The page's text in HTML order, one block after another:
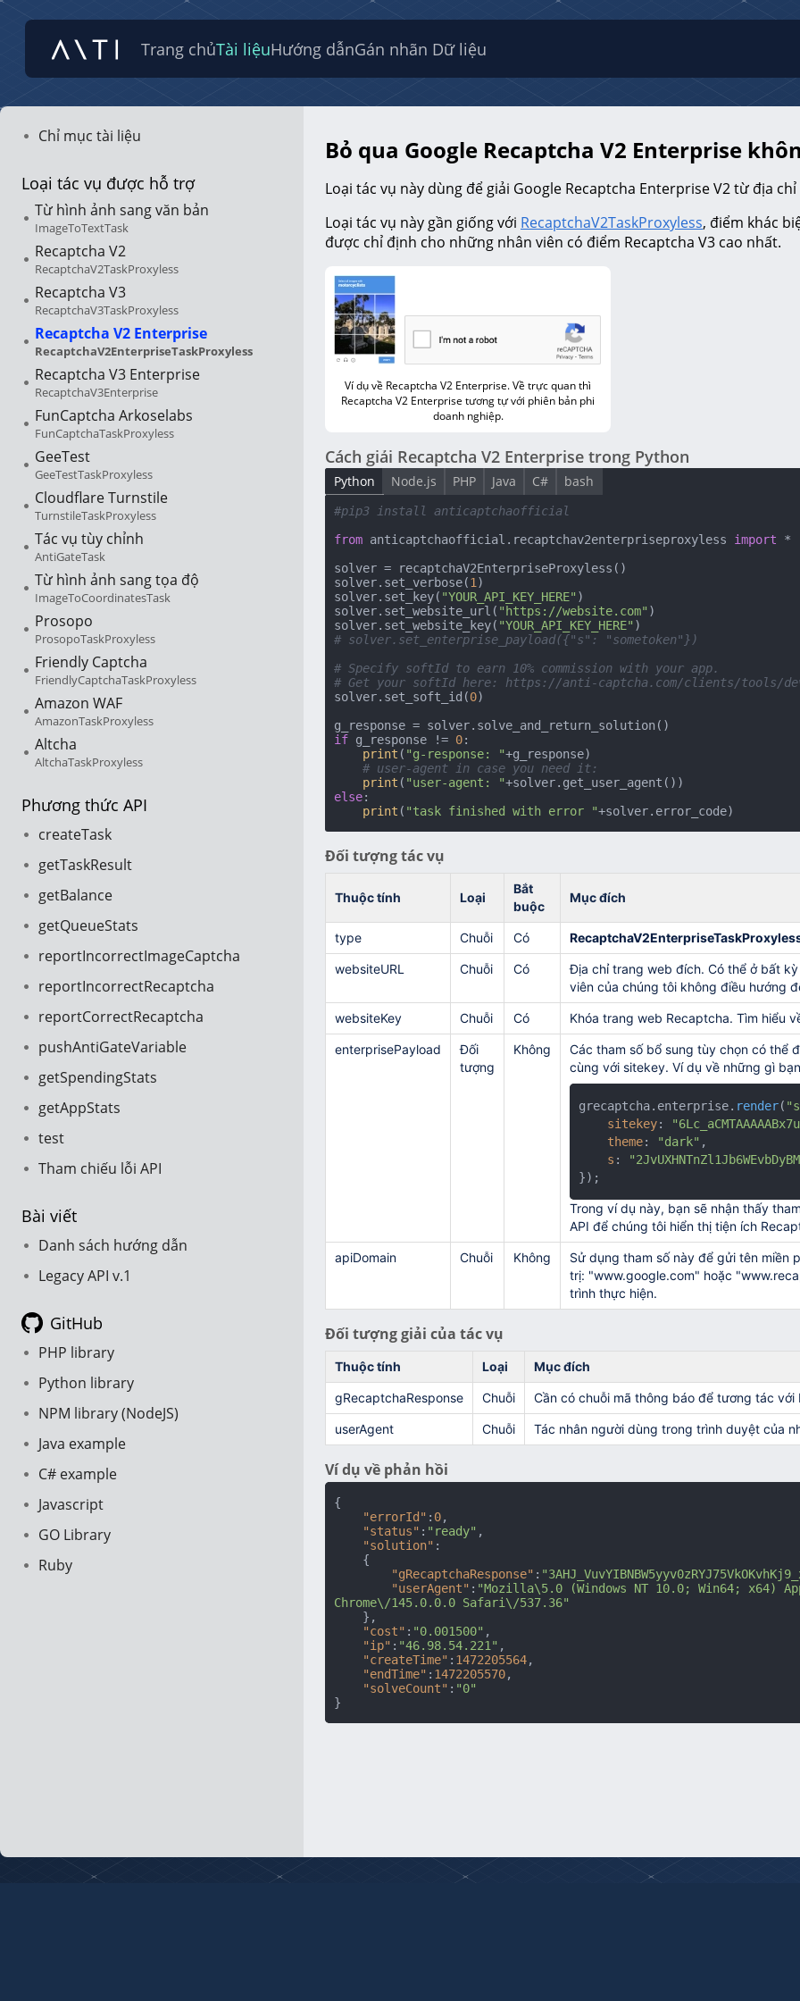
Trang chủTài liệuHướng dẫnGán nhãn Dữ liệu
Chỉ mục tài liệu
Loại tác vụ được hỗ trợ
Từ hình ảnh sang văn bản
ImageToTextTask
Recaptcha V2
RecaptchaV2TaskProxyless
Recaptcha V3
RecaptchaV3TaskProxyless
Recaptcha V2 Enterprise
RecaptchaV2EnterpriseTaskProxyless
Recaptcha V3 Enterprise
RecaptchaV3Enterprise
FunCaptcha Arkoselabs
FunCaptchaTaskProxyless
GeeTest
GeeTestTaskProxyless
Cloudflare Turnstile
TurnstileTaskProxyless
Tác vụ tùy chỉnh
AntiGateTask
Từ hình ảnh sang tọa độ
ImageToCoordinatesTask
Prosopo
ProsopoTaskProxyless
Friendly Captcha
FriendlyCaptchaTaskProxyless
Amazon WAF
AmazonTaskProxyless
Altcha
AltchaTaskProxyless
Phương thức API
createTask
getTaskResult
getBalance
getQueueStats
reportIncorrectImageCaptcha
reportIncorrectRecaptcha
reportCorrectRecaptcha
pushAntiGateVariable
getSpendingStats
getAppStats
test
Tham chiếu lỗi API
Bài viết
Danh sách hướng dẫn
Legacy API v.1
GitHub
PHP library
Python library
NPM library (NodeJS)
Java example
C# example
Javascript
GO Library
Ruby
Bỏ qua Google Recaptcha V2 Enterprise
Loại tác vụ này dùng để giải Google Recaptcha Enterprise V2 từ địa
Loại tác vụ này gần giống với RecaptchaV2TaskProxyless, điểm khác
được chỉ định cho những nhân viên có điểm Recaptcha V3 cao nhất.
Ví dụ về Recaptcha V2 Enterprise. Về trực quan thì
Recaptcha V2 Enterprise tương tự với phiên bản phi
doanh nghiệp.
Python Node.js PHP Java C# bash
Cách giải Recaptcha V2 Enterprise trong Python
#pip3 install anticaptchaofficial
from anticaptchaofficial.recaptchav2enterpriseproxyless import *
solver = recaptchaV2EnterpriseProxyless()
solver.set_verbose(1 )
solver.set_key( "YOUR_API_KEY_HERE" )
solver.set_website_url( "https://website.com" )
solver.set_website_key( "YOUR_API_KEY_HERE"
# solver.set_enterprise_payload({"s": "sometoken"})
# Specify softId to earn 10% commission with your app.
# Get your softId here: https://anti-captcha.com/clients/tools/
solver.set_soft_id(0)
if g_response != 0:
print ( "g-response: "+g_response)
# user-agent in case you need it:
print ( "user-agent: "
else:
print ( "task finished with error "+solver.error_code)
Đối tượng tác vụ
Thuộc tính Loại
Bắt
buộc
Mục đích
type Chuỗi Có
websiteURL Chuỗi Có
Địa chỉ trang web đích. Có thể ở bất
viên của chúng tôi không điều hướng
websiteKey Chuỗi Có Khóa trang web Recaptcha. Tìm hiểu
enterprisePayload
Đối
tượng
Không
Các tham số bổ sung tùy chọn có thể
cùng với sitekey. Ví dụ về những gì
grecaptcha. enterprise. render(
sitekey:
theme: "dark" ,
s :
});
Trong ví dụ này, bạn sẽ nhận thấy
API để chúng tôi hiển thị tiện ích
apiDomain Chuỗi Không
Sử dụng tham số này để gửi tên miền
trị: "www.google.com" hoặc
trình thực hiện.
Đối tượng giải của tác vụ
Thuộc tính Loại Mục đích
gRecaptchaResponse Chuỗi Cần có chuỗi mã thông báo để tương tác
userAgent Chuỗi Tác nhân người dùng trong trình duyệt của
Ví dụ về phản hồi
{
"errorId" : 0,
"status" : "ready" ,
"solution" :
{
"gRecaptchaResponse" :
"userAgent" : "Mozilla\5.0 (Windows NT 10.0; Win64; x64)
Chrome\/145.0.0.0 Safari\/537.36"
} ,
"cost" : "0.001500" ,
"ip" : "46.98.54.221" ,
"createTime" : 1472205564,
"endTime" : 1472205570,
"solveCount" : "0"
}